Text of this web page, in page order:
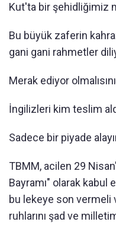
Kut'ta bir şehidliğimiz
Bu büyük zaferin
gani gani rahmetler
Merak ediyor
İngilizleri kim teslim
Sadece bir piyade
TBMM, acilen 29
Bayramı" olarak
bu lekeye son vermeli
ruhlarını şad ve